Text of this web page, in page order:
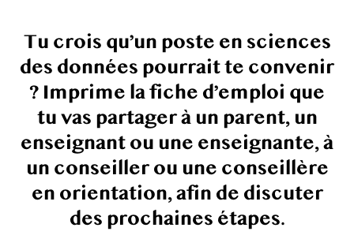
Tu crois qu’un poste en sciences
des données pourrait te convenir
? Imprime la fiche d’emploi que
tu vas partager à un parent, un
enseignant ou une enseignante, à
un conseiller ou une conseillère
en orientation, afin de discuter
des prochaines étapes.